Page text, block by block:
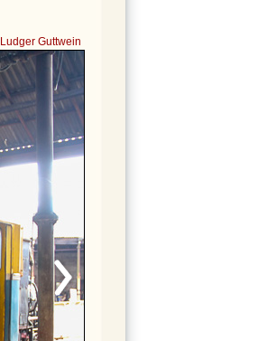
Ludger Guttwein